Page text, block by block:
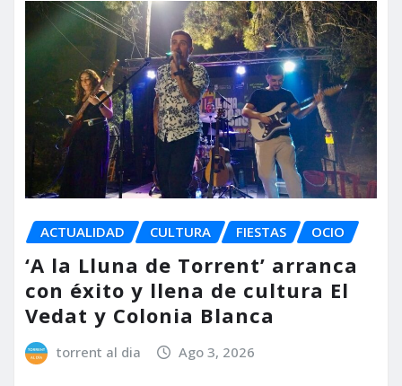
ACTUALIDAD CULTURA FIESTAS OCIO
‘A la Lluna de Torrent’ arranca
con éxito y llena de cultura El
Vedat y Colonia Blanca
torrent al dia Ago 3, 2026